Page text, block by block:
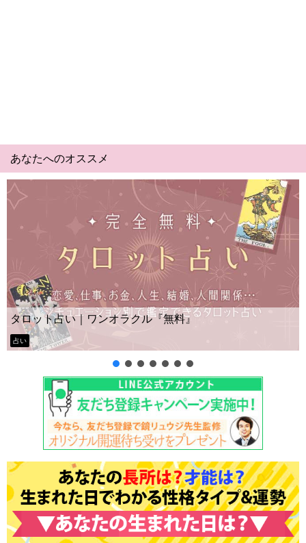
あなたへのオススメ
タロット占い｜ワンオラクル『無料』
占い